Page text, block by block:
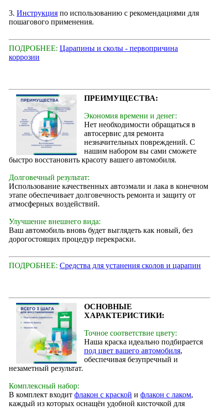
3. Инструкция по использованию с рекомендациями для
пошагового применения.
ПОДРОБНЕЕ: Царапины и сколы - первопричина
коррозии
ПРЕИМУЩЕСТВА:
Экономия времени и денег:
Нет необходимости обращаться в
автосервис для ремонта
незначительных повреждений. С
нашим набором вы сами сможете
быстро восстановить красоту вашего автомобиля.
Долговечный результат:
Использование качественных автоэмали и лака в конечном
этапе обеспечивает долговечность ремонта и защиту от
атмосферных воздействий.
Улучшение внешнего вида:
Ваш автомобиль вновь будет выглядеть как новый, без
дорогостоящих процедур перекраски.
ПОДРОБНЕЕ: Средства для устанения сколов и царапин
ОСНОВНЫЕ
ХАРАКТЕРИСТИКИ:
Точное соответствие цвету:
Наша краска идеально подбирается
под цвет вашего автомобиля,
обеспечивая безупречный и
незаметный результат.
Комплексный набор:
В комплект входит флакон с краской и флакон с лаком,
каждый из которых оснащён удобной кисточкой для